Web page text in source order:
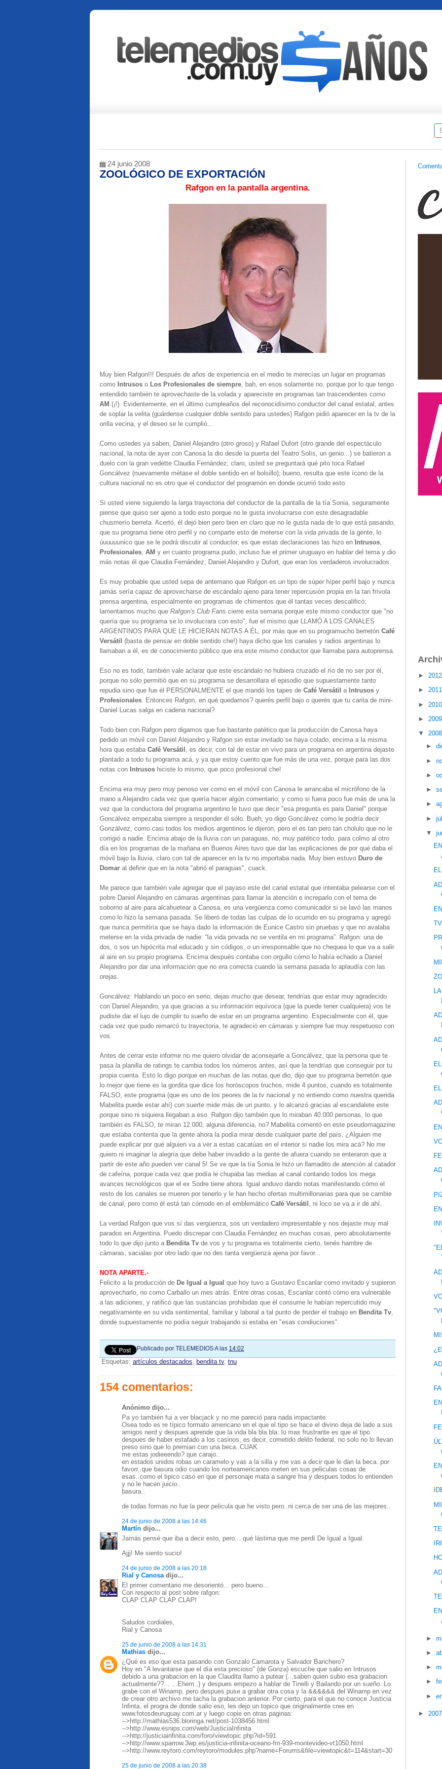
24 junio 2008
ZOOLÓGICO DE EXPORTACIÓN
Rafgon en la pantalla argentina.
Muy bien Rafgon!!! Después de años de experiencia en el medio te merecías un lugar en programas
como Intrusos o Los Profesionales de siempre, bah, en esos solamente no, porque por lo que tengo
entendido también te aprovechaste de la volada y apareciste en programas tan trascendentes como
AM (¡!). Evidentemente, en el último cumpleaños del reconocidísimo conductor del canal estatal, antes
de soplar la velita (guárdense cualquier doble sentido para ustedes) Rafgon pidió aparecer en la tv de la
orilla vecina, y el deseo se le cumplió...
Como ustedes ya saben, Daniel Alejandro (otro groso) y Rafael Dufort (otro grande del espectáculo
nacional, la nota de ayer con Canosa la dio desde la puerta del Teatro Solís, un genio...) se batieron a
duelo con la gran vedette Claudia Fernández; claro, usted se preguntará qué pito toca Rafael
Goncálvez (nuevamente métase el doble sentido en el bolsillo); bueno, resulta que este ícono de la
cultura nacional no es otro que el conductor del programón en donde ocurrió todo esto.
Si usted viene siguiendo la larga trayectoria del conductor de la pantalla de la tía Sonia, seguramente
piense que quiso ser ajeno a todo esto porque no le gusta involucrarse con este desagradable
chusmerío berreta. Acertó, él dejó bien pero bien en claro que no le gusta nada de lo que está pasando,
que su programa tiene otro perfil y no comparte esto de meterse con la vida privada de la gente, lo
úuuuuunico que se le podrá discutir al conductor, es que estas declaraciones las hizo en Intrusos,
Profesionales, AM y en cuanto programa pudo, incluso fue el primer uruguayo en hablar del tema y dio
más notas él que Claudia Fernández, Daniel Alejandro y Dufort, que eran los verdaderos involucrados.
Es muy probable que usted sepa de antemano que Rafgon es un tipo de súper híper perfil bajo y nunca
jamás sería capaz de aprovecharse de escándalo ajeno para tener repercusión propia en la tan frívola
prensa argentina, especialmente en programas de chimentos que él tantas veces descalificó;
lamentamos mucho que Rafgon's Club Fans cierre esta semana porque este mismo conductor que "no
quería que su programa se lo involucrara con esto", fue el mismo que LLAMÓ A LOS CANALES
ARGENTINOS PARA QUE LE HICIERAN NOTAS A ÉL, por más que en su programucho berretón Café
Versátil (basta de pensar en doble sentido che!) haya dicho que los canales y radios argentinas lo
llamaban a él, es de conocimiento público que era este mismo conductor que llamaba para autoprensa.
Eso no es todo, también vale aclarar que este escándalo no hubiera cruzado el río de no ser por él,
porque no sólo permitió que en su programa se desarrollara el episodio que supuestamente tanto
repudia sino que fue él PERSONALMENTE el que mandó los tapes de Café Versátil a Intrusos y
Profesionales. Entonces Rafgon, en qué quedamos? querés perfil bajo o querés que tu carita de mini-
Daniel Lucas salga en cadena nacional?
Todo bien con Rafgon pero digamos que fue bastante patético que la producción de Canosa haya
pedido un móvil con Daniel Alejandro y Rafgon sin estar invitado se haya colado, encima a la misma
hora que estaba Café Versátil , es decir, con tal de estar en vivo para un programa en argentina dejaste
plantado a todo tu programa acá, y ya que estoy cuento que fue más de una vez, porque para las dos
notas con Intrusos hiciste lo mismo, que poco profesional che!
Encima era muy pero muy penoso ver como en el móvil con Canosa le arrancaba el micrófono de la
mano a Alejandro cada vez que quería hacer algún comentario; y como si fuera poco fue más de una la
vez que la conductora del programa argentino le tuvo que decir "esa pregunta es para Daniel" porque
Goncálvez empezaba siempre a responder él sólo. Bueh, yo digo Goncálvez como le podría decir
Gonzálvez, como casi todos los medios argentinos le dijeron, pero el es tan pero tan cholulo que no le
corrigió a nadie. Encima abajo de la lluvia con un paraguas, no, muy patético todo, para colmo al otro
día en los programas de la mañana en Buenos Aires tuvo que dar las explicaciones de por qué daba el
móvil bajo la lluvia, claro con tal de aparecer en la tv no importaba nada. Muy bien estuvo Duro de
Domar al definir que en la nota "abrió el paraguas", cuack.
Me parece que también vale agregar que el payaso este del canal estatal que intentaba pelearse con el
pobre Daniel Alejandro en cámaras argentinas para llamar la atención e increparlo con el tema de
soborno al aire para alcahuetear a Canosa, es una vergüenza como comunicador si se lavó las manos
como lo hizo la semana pasada. Se liberó de todas las culpas de lo ocurrido en su programa y agregó
que nunca permitiría que se haya dado la información de Eunice Castro sin pruebas y que no avalaba
meterse en la vida privada de nadie: “la vida privada no se ventila en mi programa”. Rafgon: una de
dos, o sos un hipócrita mal educado y sin códigos, o un irresponsable que no chequea lo que va a salir
al aire en su propio programa. Encima después contaba con orgullo cómo lo había echado a Daniel
Alejandro por dar una información que no era correcta cuando la semana pasada lo aplaudía con las
orejas.
Goncálvez: Hablando un poco en serio, dejas mucho que desear, tendrías que estar muy agradecido
con Daniel Alejandro, ya que gracias a su información equívoca (que la puede tener cualquiera) vos te
pudiste dar el lujo de cumplir tu sueño de estar en un programa argentino. Especialmente con él, que
cada vez que pudo remarcó tu trayectoria, te agradeció en cámaras y siempre fue muy respetuoso con
vos.
Antes de cerrar este informe no me quiero olvidar de aconsejarle a Goncálvez, que la persona que te
pasa la planilla de ratings te cambia todos los números antes, así que la tendrías que conseguir por tu
propia cuenta. Esto lo digo porque en muchas de las notas que dio, dijo que su programa berretón que
lo mejor que tiene es la gordita que dice los horóscopos truchos, mide 4 puntos, cuando es totalmente
FALSO, este programa (que es uno de los peores de la tv nacional y no entiendo como nuestra querida
Mabelita puede estar ahí) con suerte mide más de un punto, y lo alcanzó gracias al escandalete este
porque sino ni siquiera llegaban a eso. Rafgon dijo también que lo miraban 40.000 personas, lo que
también es FALSO, te miran 12.000, alguna diferencia, no? Mabelita comentó en este pseudomagazine
que estaba contenta que la gente ahora la podía mirar desde cualquier parte del país, ¿Alguien me
puede explicar por qué alguien va a ver a estas cacatúas en el interior si nadie los mira acá? No me
quiero ni imaginar la alegría que debe haber invadido a la gente de afuera cuando se enteraron que a
partir de este año pueden ver canal 5! Se ve que la tía Sonia le hizo un llamadito de atención al catador
de cafeína, porque cada vez que podía le chupaba las medias al canal contando todos los mega
avances tecnológicos que el ex Sodre tiene ahora. Igual anduvo dando notas manifestando cómo el
resto de los canales se mueren por tenerlo y le han hecho ofertas multimillonarias para que se cambie
de canal, pero como él está tan cómodo en el emblemático Café Versátil , ni loco se va a ir de ahí.
La verdad Rafgon que vos sí das vergüenza, sos un verdadero impresentable y nos dejaste muy mal
parados en Argentina. Puedo discrepar con Claudia Fernández en muchas cosas, pero absolutamente
todo lo que dijo junto a Bendita Tv de vos y tu programa es totalmente cierto, tenés hambre de
cámaras, sacialas por otro lado que no des tanta vergüenza ajena por favor...
NOTA APARTE.-
Felicito a la producción de De Igual a Igual que hoy tuvo a Gustavo Escanlar como invitado y supieron
aprovecharlo, no como Carballo un mes atrás. Entre otras cosas, Escanlar contó cómo era vulnerable
a las adiciones, y ratificó que las sustancias prohibidas que él consume le habían repercutido muy
negativamente en su vida sentimental, familiar y laboral a tal punto de perder el trabajo en Bendita Tv,
donde supuestamente no podía seguir trabajando si estaba en "esas condiuciones".
Publicado por TELEMEDIOSA las 14:02
Etiquetas: artículos destacados, bendita tv, tnu
154 comentarios:
Anónimo dijo...
Pa yo también fui a ver blacjack y no me pareció para nada impactante.
Osea todo es re típico formato americano en el que el tipo se hace el divino deja de lado a sus
amigos nerd y despues aprende que la vida bla bla bla..lo mas frustrante es que el tipo
despues de haber estafado a los casinos, es decir, cometido delito federal, no solo no lo llevan
preso sino que lo premian con una beca..CUAK
me estas jodieeendo? que carajo..
en estados unidos robas un caramelo y vas a la silla y me vas a decir que le dan la beca..por
favorr..que basura odio cuando los norteamericanos meten en sus peliculas cosas de
esas..como el tipico caso en que el personaje mata a sangre fria y despues todos lo entienden
y no le hacen juicio..
basura..
de todas formas no fue la peor pelicula que he visto pero..ni cerca de ser una de las mejores..
24 de junio de 2008 a las 14:46
Martín dijo...
Jamás pensé que iba a decir esto, pero... qué lástima que me perdí De Igual a Igual.
Ajjj! Me siento sucio!
24 de junio de 2008 a las 20:18
Rial y Canosadijo...
El primer comentario me desorientó... pero bueno...
Con respecto al post sobre rafgon:
CLAP CLAP CLAP CLAP!
Saludos cordiales,
Rial y Canosa
25 de junio de 2008 a las 14:31
Mathias dijo...
¿Qué es eso que esta pasando con Gonzalo Camarota y Salvador Banchero?
Hoy en "A levantarse que el día esta precioso" (de Gonza) escuche que salio en Intrusos
debido a una grabacion en la que Claudita llamo a putear (...saben quien subio esa grabacion
actualmente??... ...Ehem..) y despues empezo a hablar de Tinelli y Bailando por un sueño. Lo
grabe con el Winamp, pero despues puse a grabar otra cosa y la &&&&&& del Winamp en vez
de crear otro archivo me tacha la grabacion anterior. Por cierto, para el que no conoce Justicia
Infinta, el progra de donde salio eso, les dejo un topico que originalmente cree en
www.fotosdeuruguay.com.ar y luego copie en otras paginas:
-->http://mathias536.bloringa.net/post-1038456.html
-->http://www.esnips.com/web/JusticiaInfinita
-->http://justiciainfinita.com/foro/viewtopic.php?id=591
-->http://www.sparrow.3wp.es/justicia-infinita-oceano-fm-939-montevideo-vt1050.html
-->http://www.reytoro.com/reytoro/modules.php?name=Forums&file=viewtopic&t=114&start=30
25 de junio de 2008 a las 20:38
►
►
►
►
▼
►
►
►
►
►
►
▼
►
►
►
►
►
►